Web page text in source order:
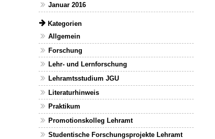
Januar 2016
Kategorien
Allgemein
Forschung
Lehr- und Lernforschung
Lehramtsstudium JGU
Literaturhinweis
Praktikum
Promotionskolleg Lehramt
Studentische Forschungsprojekte Lehramt